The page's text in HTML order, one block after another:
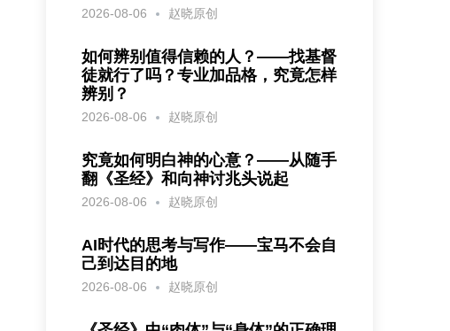
2026-08-06 赵晓原创
如何辨别值得信赖的人？——找基督
徒就行了吗？专业加品格，究竟怎样
辨别？
2026-08-06 赵晓原创
究竟如何明白神的心意？——从随手
翻《圣经》和向神讨兆头说起
2026-08-06 赵晓原创
AI时代的思考与写作——宝马不会自
己到达目的地
2026-08-06 赵晓原创